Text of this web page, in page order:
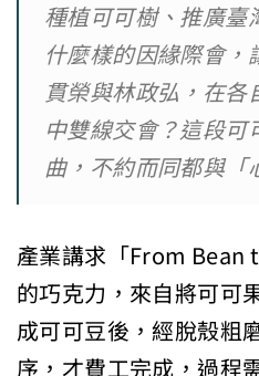
種植可可樹、推廣
什麼樣的因緣際會
貫榮與林政弘，在
中雙線交會？這段
曲，不約而同都與
產業講求「From Bean
的巧克力，來自將可
成可可豆後，經脫殼粗